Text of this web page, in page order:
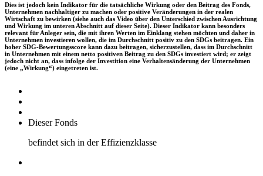
Dies ist jedoch kein Indikator für die tatsächliche Wirkung oder den Beitrag des Fonds,
Unternehmen nachhaltiger zu machen oder positive Veränderungen in der realen
Wirtschaft zu bewirken (siehe auch das Video über den Unterschied zwischen Ausrichtung
und Wirkung im unteren Abschnitt auf dieser Seite). Dieser Indikator kann besonders
relevant für Anleger sein, die mit ihren Werten im Einklang stehen möchten und daher in
Unternehmen investieren wollen, die im Durchschnitt positiv zu den SDGs beitragen. Ein
hoher SDG-Bewertungsscore kann dazu beitragen, sicherzustellen, dass im Durchschnitt
in Unternehmen mit einem netto positiven Beitrag zu den SDGs investiert wird; er zeigt
jedoch nicht an, dass infolge der Investition eine Verhaltensänderung der Unternehmen
(eine „Wirkung“) eingetreten ist.
Dieser Fonds
befindet sich in der Effizienzklasse